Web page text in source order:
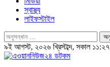
স্বাস্থ্য
লাইফস্টাইল
৯ই আগস্ট, ২০২৬ খ্রিস্টাব্দ, সকাল ১১:২৭